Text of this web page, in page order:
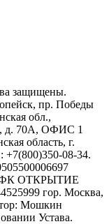
защищены.
пр. Победы
обл.,
д. 70А, ОФИС 1
область, г.
08-34.
ОТКРЫТИЕ
гор. Москва,
Мошкин
Устава.